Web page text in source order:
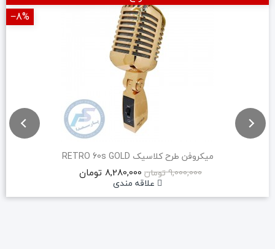
میکروفن طرح کلاسیک RETRO 60s GOLD
9,000,000 تومان
8,280,000 تومان
علاقه مندی
‎−8%